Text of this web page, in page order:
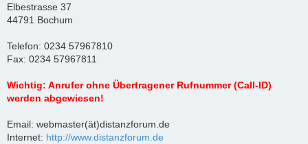
Elbestrasse 37
44791 Bochum
Telefon: 0234 57967810
Fax: 0234 57967811
Wichtig: Anrufer ohne Übertragener Rufnummer (Call-ID)
werden abgewiesen!
Email: webmaster(ät)distanzforum.de
Internet: http://www.distanzforum.de